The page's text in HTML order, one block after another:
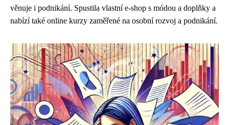
věnuje i podnikání. Spustila vlastní e-shop s módou a doplňky a
nabízí také online kurzy zaměřené na osobní rozvoj a podnikání.